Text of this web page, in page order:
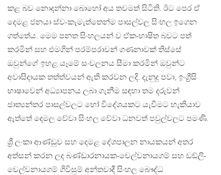
කළ බව නොදන්නා බොහෝ අය තවමත් සිටිති. ඊට පෙර ඒ
දෙමළ ජනයා ස්ව-කැමැත්තෙන්ම පාසල්වල සිංහල ඉගෙන
ගත්තේය. මෙම පනත සිංහලයන් ව ඒක-භාෂිත බවට පත්
කරමින් සහ එමගින් පරම්පරාවන් ගණනාවක් තිස්සේ
ඔවුන්ගේ ඉහළ යෑමේ සංචලනය සීමා කරමින් ඔවුන්ට
අවාසිදායක තත්ත්වයන් ඇති කරවන ලදි. දැනුදු පවා, ඉංග්‍රීසි
භාෂාවෙන් අධ්‍යාපනය ලබා ගැනීම සඳහා තම දරුවන්
ජාත්‍යන්තර පාසල්වලට හෝ විදේශයකට යැවීමට හැකියාව
ඇත්තේ දෙමල වේවා සිංහල වේවා ධනවත් පවුල්වලට පමණි.
ශ්‍රී ලංකා ආණ්ඩුව සහ දෙමළ දේශපාලන නායකයන් අතර
අත්සන් කරන ලද බණ්ඩාරනායක-චෙල්වනායගම් සහ ඩඩ්ලි-
චෙල්වනායගම් ගිවිසුම් අන්තවාදී සිංහල බෞද්ධ